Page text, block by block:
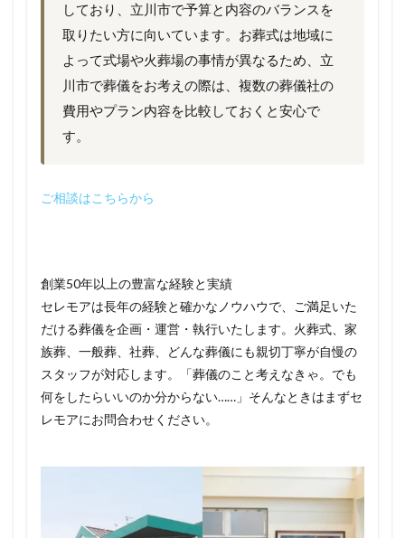
しており、立川市で予算と内容のバランスを
取りたい方に向いています。お葬式は地域に
よって式場や火葬場の事情が異なるため、立
川市で葬儀をお考えの際は、複数の葬儀社の
費用やプラン内容を比較しておくと安心で
す。
ご相談はこちらから
創業50年以上の豊富な経験と実績
セレモアは長年の経験と確かなノウハウで、ご満足いた
だける葬儀を企画・運営・執行いたします。火葬式、家
族葬、一般葬、社葬、どんな葬儀にも親切丁寧が自慢の
スタッフが対応します。「葬儀のこと考えなきゃ。でも
何をしたらいいのか分からない……」そんなときはまずセ
レモアにお問合わせください。